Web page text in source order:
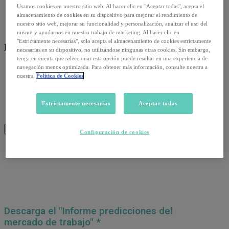
Reformas laborales
Reskilling y upskilling
Salud emocional y post-pandemia
Recursos:
Artículos
Infografías
Descarga el "Informe predicciones del
mercado de trabajo" *
Usamos cookies en nuestro sitio web. Al hacer clic en "Aceptar todas", acepta el
almacenamiento de cookies en su dispositivo para mejorar el rendimiento de
nuestro sitio web, mejorar su funcionalidad y personalización, analizar el uso del
mismo y ayudarnos en nuestro trabajo de marketing. Al hacer clic en
"Estrictamente necesarias", solo acepta el almacenamiento de cookies estrictamente
necesarias en su dispositivo, no utilizándose ningunas otras cookies. Sin embargo,
tenga en cuenta que seleccionar esta opción puede resultar en una experiencia de
navegación menos optimizada. Para obtener más información, consulte nuestra a
nuestra Política de Cookies
Estrictamente necesarias Aceptar todas
Configuración de cookies